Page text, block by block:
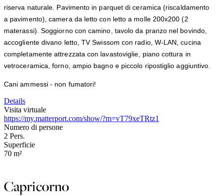
riserva naturale. Pavimento in parquet di ceramica (riscaldamento
a pavimento), camera da letto con letto a molle 200x200 (2
materassi). Soggiorno con camino, tavolo da pranzo nel bovindo,
accogliente divano letto, TV Swissom con radio, W-LAN, cucina
completamente attrezzata con lavastoviglie, piano cottura in
vetroceramica, forno, ampio bagno e piccolo ripostiglio aggiuntivo.
Cani ammessi - non fumatori!
Details
Visita virtuale
https://my.matterport.com/show/?m=vT79xeTRtz1
Numero di persone
2 Pers.
Superficie
70 m²
Capricorno